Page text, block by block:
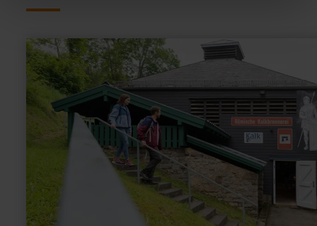
en
savoir
plus
sur
Römische
Kalkbrennerei